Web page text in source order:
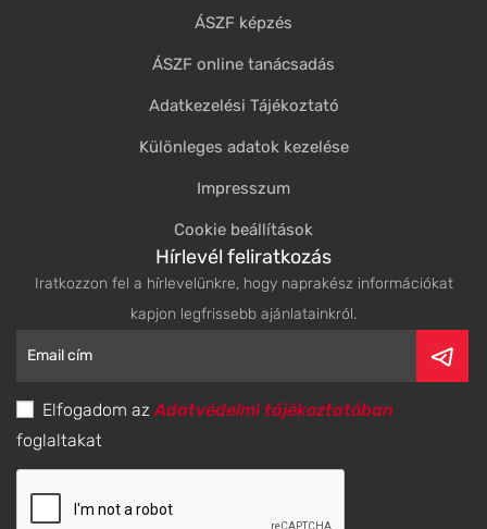
ÁSZF képzés
ÁSZF online tanácsadás
Adatkezelési Tájékoztató
Különleges adatok kezelése
Impresszum
Cookie beállítások
Hírlevél feliratkozás
Iratkozzon fel a hírlevelünkre, hogy naprakész információkat
kapjon legfrissebb ajánlatainkról.
Elfogadom azAdatvédelmi tájékoztatóban
foglaltakat